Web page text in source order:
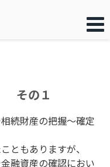
その１
続財産の把握～確定
ともありますが、
融資産の確認におい